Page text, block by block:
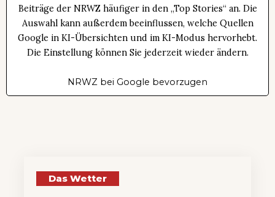
Beiträge der NRWZ häufiger in den „Top Stories“ an. Die
Auswahl kann außerdem beeinflussen, welche Quellen
Google in KI-Übersichten und im KI-Modus hervorhebt.
Die Einstellung können Sie jederzeit wieder ändern.
NRWZ bei Google bevorzugen
Das Wetter